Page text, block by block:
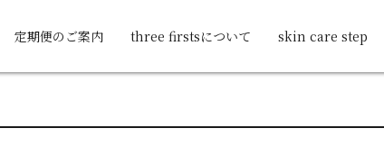
定期便のご案内 three firstsについて skin care step